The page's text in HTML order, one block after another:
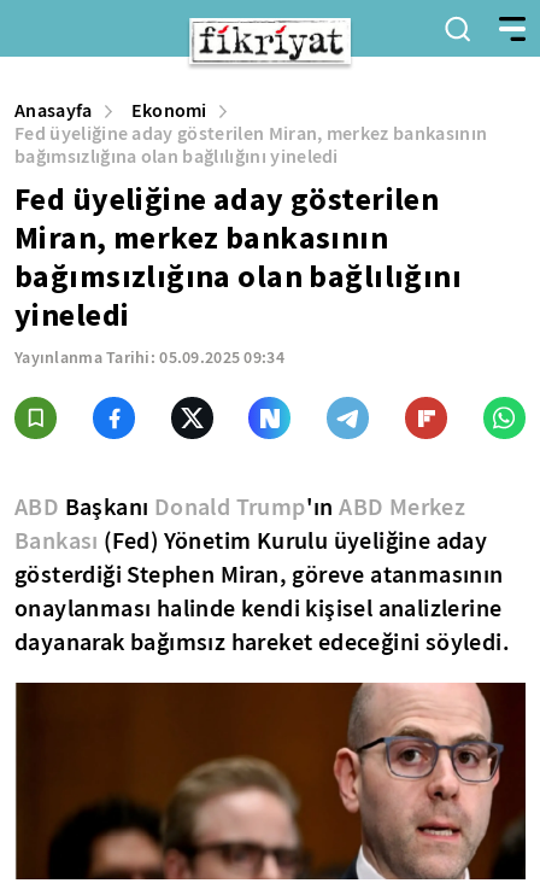
Anasayfa
Ekonomi
Fed üyeliğine aday gösterilen Miran, merkez bankasının
bağımsızlığına olan bağlılığını yineledi
Fed üyeliğine aday gösterilen
Miran, merkez bankasının
bağımsızlığına olan bağlılığını
yineledi
Yayınlanma Tarihi:05.09.2025 09:34
ABD Başkanı Donald Trump'ınABD Merkez
Bankası (Fed) Yönetim Kurulu üyeliğine aday
gösterdiği Stephen Miran, göreve atanmasının
onaylanması halinde kendi kişisel analizlerine
dayanarak bağımsız hareket edeceğini söyledi.